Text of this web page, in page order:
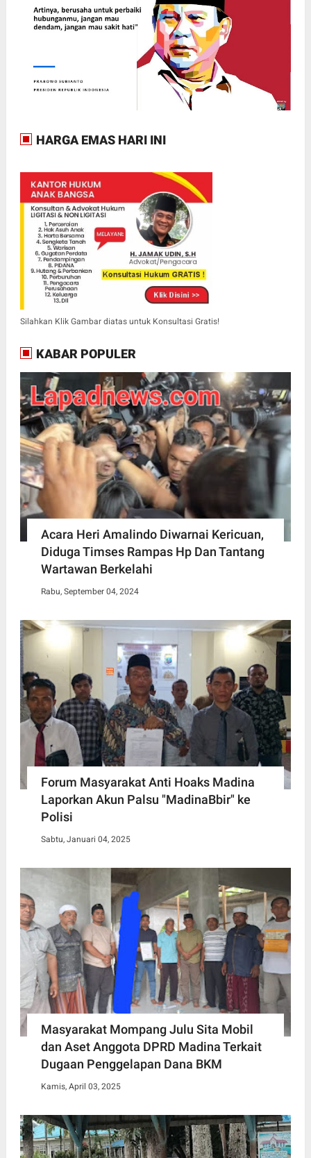
HARGA EMAS HARI INI
Silahkan Klik Gambar diatas untuk Konsultasi Gratis!
KABAR POPULER
Acara Heri Amalindo Diwarnai Kericuan,
Diduga Timses Rampas Hp Dan Tantang
Wartawan Berkelahi
Rabu, September 04, 2024
Forum Masyarakat Anti Hoaks Madina
Laporkan Akun Palsu "MadinaBbir" ke
Polisi
Sabtu, Januari 04, 2025
Masyarakat Mompang Julu Sita Mobil
dan Aset Anggota DPRD Madina Terkait
Dugaan Penggelapan Dana BKM
Kamis, April 03, 2025